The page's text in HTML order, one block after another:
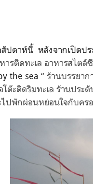
ปดาห์นี้ หลังจากเปิดปร
ารติดทะเล อาหารสไตล์
the sea “ ร้านบรรยา
โต๊ะติดริมทะเล ร้านปร
ปพักผ่อนหย่อนใจกับคร